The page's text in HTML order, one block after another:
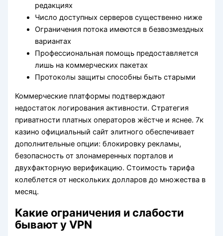
редакциях
Число доступных серверов существенно ниже
Ограничения потока имеются в безвозмездных
вариантах
Профессиональная помощь предоставляется
лишь на коммерческих пакетах
Протоколы защиты способны быть старыми
Коммерческие платформы подтверждают
недостаток логирования активности. Стратегия
приватности платных операторов жёстче и яснее. 7к
казино официальный сайт элитного обеспечивает
дополнительные опции: блокировку рекламы,
безопасность от злонамеренных порталов и
двухфакторную верификацию. Стоимость тарифа
колеблется от нескольких долларов до множества в
месяц.
Какие ограничения и слабости
бывают у VPN